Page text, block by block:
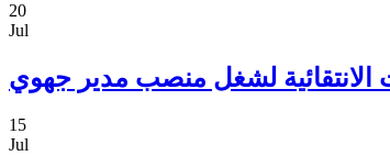
20
Jul
الانتقائية لشغل منصب مدير جهوي
15
Jul